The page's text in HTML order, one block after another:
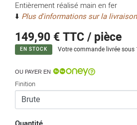
Entièrement réalisé main en fer
⬇️ Plus d'informations sur la
149,90 €TTC / pièce
EN STOCK Votre commande livrée sous
OU PAYER EN
Finition